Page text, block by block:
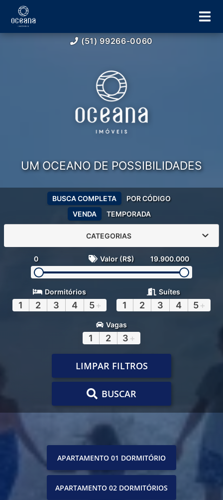
(51) 99266-0060
UM OCEANO DE POSSIBILIDADES
VENDA TEMPORADA
BUSCA COMPLETA POR CÓDIGO
CATEGORIAS
0 Valor (R$) 19.900.000
Dormitórios
1 2 3 4 5+
Suítes
1 2 3 4 5+
Vagas
1 2 3 +
LIMPAR FILTROS
BUSCAR
APARTAMENTO 01 DORMITÓRIO
APARTAMENTO 02 DORMITÓRIOS